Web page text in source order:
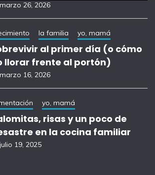
marzo 26, 2026
la familia yo, mamá
al primer día (o cómo
llorar frente al portón)
marzo 16, 2026
yo, mamá
risas y un poco de
en la cocina familiar
julio 19, 2025